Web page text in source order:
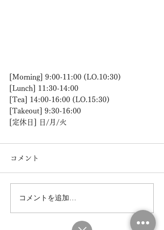
[Morning] 9:00-11:00 (LO.10:30)
[Lunch] 11:30-14:00
[Tea] 14:00-16:00 (LO.15:30)
[Takeout] 9:30-16:00
[定休日] 日/月/火
コメント
コメントを追加…